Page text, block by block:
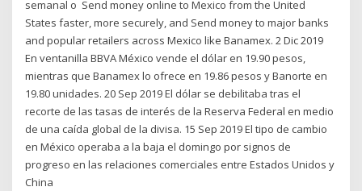
semanal o Send money online to Mexico from the United
States faster, more securely, and Send money to major banks
and popular retailers across Mexico like Banamex. 2 Dic 2019
En ventanilla BBVA México vende el dólar en 19.90 pesos,
mientras que Banamex lo ofrece en 19.86 pesos y Banorte en
19.80 unidades. 20 Sep 2019 El dólar se debilitaba tras el
recorte de las tasas de interés de la Reserva Federal en medio
de una caída global de la divisa. 15 Sep 2019 El tipo de cambio
en México operaba a la baja el domingo por signos de
progreso en las relaciones comerciales entre Estados Unidos y
China